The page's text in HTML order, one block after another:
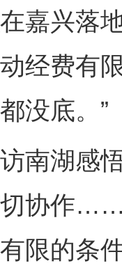
嘉兴落
经费有
没底。”
湖感悟
协作……
限的条